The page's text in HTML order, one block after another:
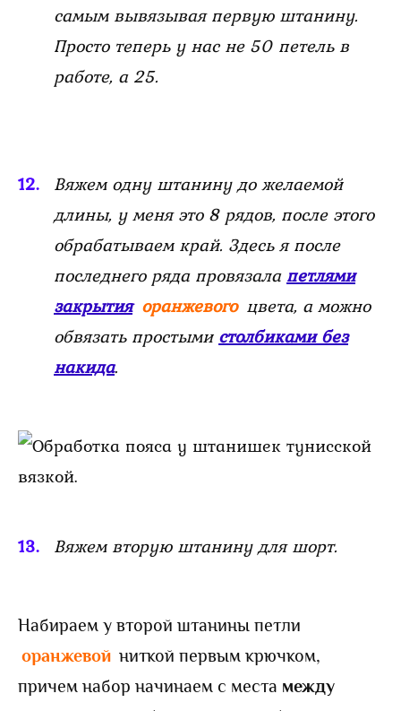
самым вывязывая первую штанину.
Просто теперь у нас не 50 петель в
работе, а 25.
Вяжем одну штанину до желаемой
длины, у меня это 8 рядов, после этого
обрабатываем край. Здесь я после
последнего ряда провязалапетлями
закрытия оранжевого цвета, а можно
обвязать простымистолбиками без
накида.
Вяжем вторую штанину для шорт.
Набираем у второй штанины петли
оранжевой ниткой первым крючком,
причем набор начинаем с места между